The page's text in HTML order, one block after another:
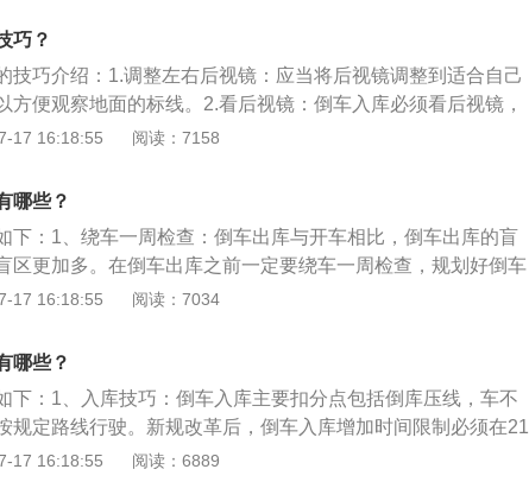
个位置因人而异，要自己去观察。出库时调正车身。
倒车。当左后视镜下沿与黄线重合时，向右打死方向，车辆继
镜，注意观察车后轮与右库角的距离，车后轮距离右库角刚好
正方向，直接继续向后倒车即可。车轮与库角小于30cm，回
30cm左右的距离。继续向后倒车，注意观察后视镜，当车身与
速回正方向。观察左后视镜，当后视镜下沿与黄线重合时，停
巧？
技巧介绍：1.调整左右后视镜：应当将后视镜调整到适合自己
方便观察地面的标线。2.看后视镜：倒车入库必须看后视镜，
何正确地看后视镜。3.找车身与边线的距离：倒车入库的要求
决不能开快车。拓展资料：以下是倒车需要注意的事项介绍：
几乎所有的车辆都存在盲区，就算敞篷车也一样避免不了盲
引发的事故当中，大多数是因为车辆的盲区导致；其中撞到、
，几乎全都是因为盲区的存在所引起。2、倒车时不要太依赖
车辆存在盲区，倒车雷达之类的电子辅助设备也存在盲区，若
备终究只是起辅助作用，并不能完全依赖；倒车时还是要多观
的情况多看看。
17 16:18:55 阅读：7158
哪些？
下：1、绕车一周检查：倒车出库与开车相比，倒车出库的盲
区更加多。在倒车出库之前一定要绕车一周检查，规划好倒车
免前方、后方的剐蹭，更要注意一些小孩和动物。2、慢行
所限制，须反复前进或后倒时，应在每次后倒或前进接近停车
利用车辆的移动回转方向盘，不应在车辆停止后强力转动方向
17 16:18:55 阅读：7034
哪些？
下：1、入库技巧：倒车入库主要扣分点包括倒库压线，车不
规定路线行驶。新规改革后，倒车入库增加时间限制必须在21
绩不合格，考试时先右倒库，再左倒库，不按照顺序考试成
17 16:18:55 阅读：6889